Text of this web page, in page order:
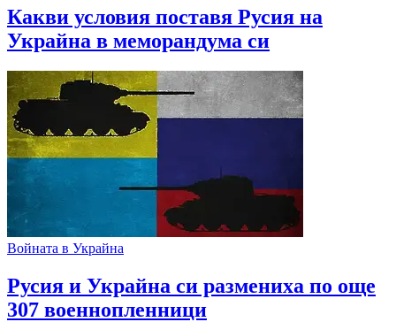
Какви условия поставя Русия на
Украйна в меморандума си
Войната в Украйна
Русия и Украйна си размениха по още
307 военнопленници